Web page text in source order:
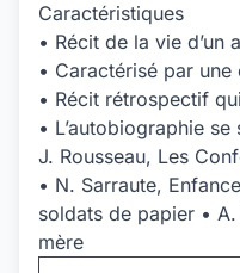
Caractéristiques
• Récit de la vie d’un
• Caractérisé par
• Récit rétrospectif
• L’autobiographie
J. Rousseau, Les
• N. Sarraute,
soldats de papier •
mère